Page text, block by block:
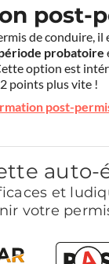
post-
de conduire, il
probatoire
option est
points plus vite !
post-
auto-
et
votre